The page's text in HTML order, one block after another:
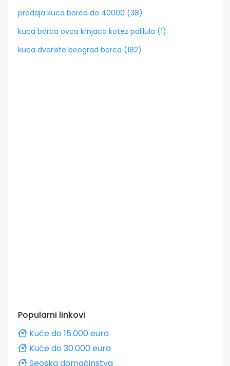
prodaja kuca borca do 40000 (38)
kuca borca ovca krnjaca kotez palilula (1)
kuca dvoriste beograd borca (182)
Popularni linkovi
Kuće do 15.000 eura
Kuće do 30.000 eura
Seoska domaćinstva